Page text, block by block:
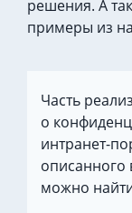
решения. А
примеры из
Часть
о
интранет-
можно